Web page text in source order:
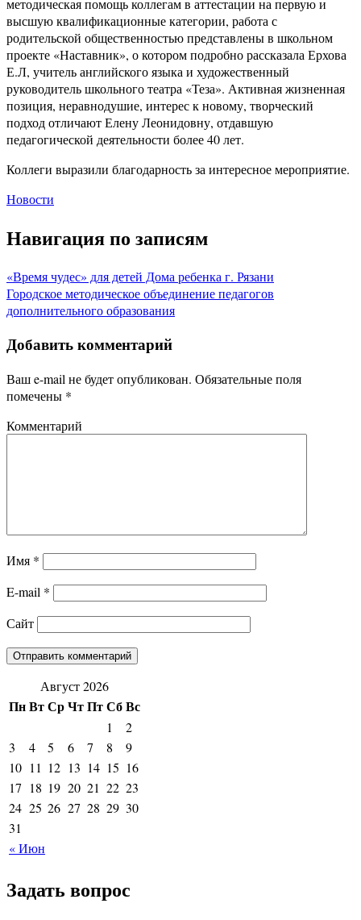
методическая помощь коллегам в аттестации на первую и
высшую квалификационные категории, работа с
родительской общественностью представлены в школьном
проекте «Наставник», о котором подробно рассказала Ерхова
Е.Л, учитель английского языка и художественный
руководитель школьного театра «Теза». Активная жизненная
позиция, неравнодушие, интерес к новому, творческий
подход отличают Елену Леонидовну, отдавшую
педагогической деятельности более 40 лет.
Коллеги выразили благодарность за интересное мероприятие.
Новости
Навигация по записям
«Время чудес» для детей Дома ребенка г. Рязани
Городское методическое объединение педагогов
дополнительного образования
Добавить комментарий
Ваш e-mail не будет опубликован. Обязательные поля
помечены *
Комментарий
Имя *
E-mail *
Сайт
Август 2026
ПнВтСрЧтПтСбВс
« Июн
1
2
3
4 5 6 7 8
9
10 11 12 13 14 15 16
17 18 19 20 21 22 23
24 25 26 27 28 29 30
31
Задать вопрос